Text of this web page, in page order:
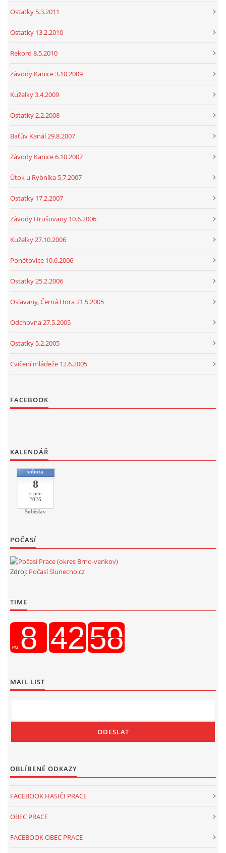
Ostatky 5.3.2011
Ostatky 13.2.2010
Rekord 8.5.2010
Závody Kanice 3.10.2009
Kuželky 3.4.2009
Ostatky 2.2.2008
Baťův Kanál 29.8.2007
Závody Kanice 6.10.2007
Útok u Rybníka 5.7.2007
Ostatky 17.2.2007
Závody Hrušovany 10.6.2006
Kuželky 27.10.2006
Ponětovice 10.6.2006
Ostatky 25.2.2006
Oslavany, Černá Hora 21.5.2005
Odchovna 27.5.2005
Ostatky 5.2.2005
Cvičení mládeže 12.6.2005
FACEBOOK
KALENDÁŘ
sobota
8
srpen
2026
Soběslav
POČASÍ
Zdroj: Počasí Slunecno.cz
TIME
MAIL LIST
OBLÍBENÉ ODKAZY
FACEBOOK HASIČI PRACE
OBEC PRACE
FACEBOOK OBEC PRACE